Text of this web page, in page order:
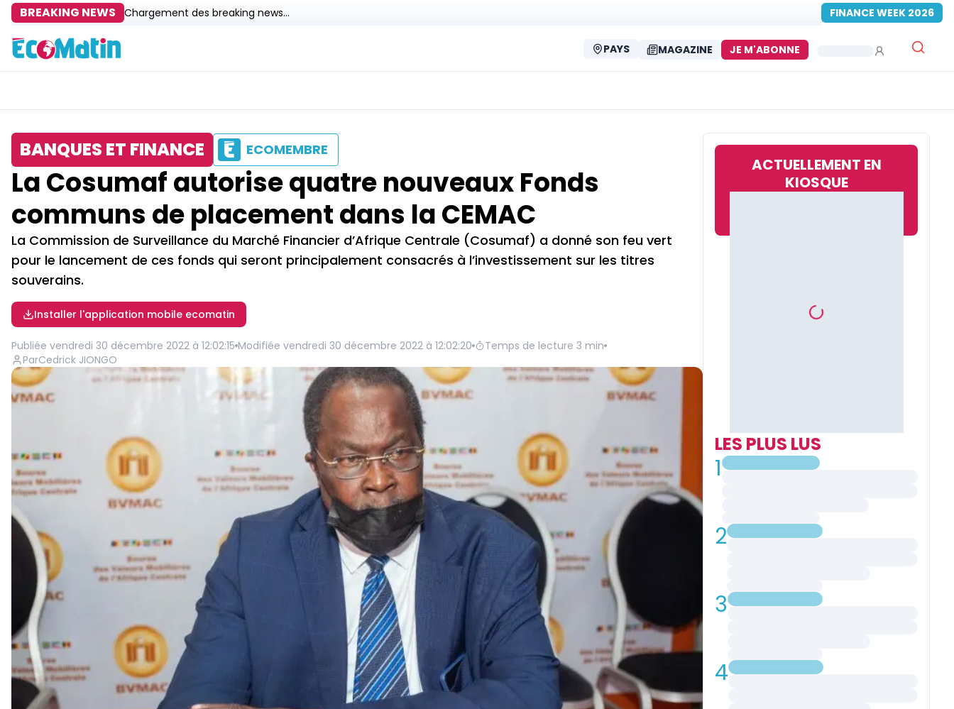
BREAKING NEWS Chargement des breaking news... FINANCE WEEK 2026
PAYS MAGAZINE JE M'ABONNE
BANQUES ET FINANCE ECOMEMBRE
La Cosumaf autorise quatre nouveaux Fonds
communs de placement dans la CEMAC
La Commission de Surveillance du Marché Financier d’Afrique Centrale (Cosumaf) a donné son feu vert
pour le lancement de ces fonds qui seront principalement consacrés à l’investissement sur les titres
souverains.
Installer l'application mobile ecomatin
Publiée vendredi 30 décembre 2022 à 12:02:15 Modifiée vendredi 30 décembre 2022 à 12:02:20 Temps de lecture 3 min
ParCedrick JIONGO
ACTUELLEMENT EN
KIOSQUE
LES PLUS LUS
1
2
3
4